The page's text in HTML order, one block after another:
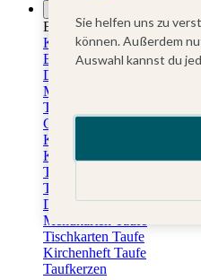
Eventplattform
Kommunionskarten
Einladungskarten
Danksagung Kommunion
Menükarten Kommunion
Tischkarten Kommunion
Gästebuch Kommunion
Kerzen Kommunion
Kartenbox Kommunion
Taufkarten
Taufeinladungen
Dankeskarten Taufe
Menükarten Taufe
Tischkarten Taufe
Kirchenheft Taufe
Taufkerzen
Sie helfen uns zu
können. Außerdem
Auswahl kannst du